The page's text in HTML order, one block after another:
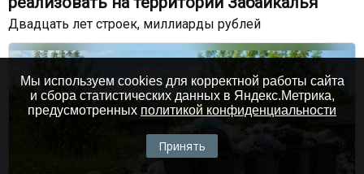
Двадцать лет строек, миллиарды рублей
Мы используем cookies для корректной работы сайта
и сбора статистических данных в Яндекс.Метрика,
предусмотренных политикой конфиденциальности
Принять